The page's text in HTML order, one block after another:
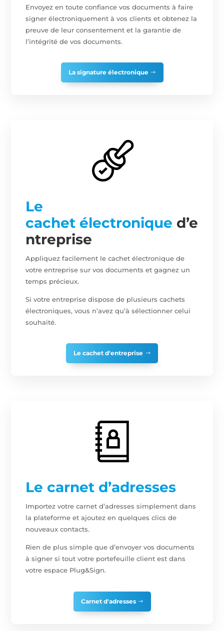
Envoyez en toute confiance vos documents à faire
signer électroniquement à vos clients et obtenez la
preuve de leur consentement et la garantie de
l’intégrité de vos documents.
La signature électronique
Le
cachet électronique d’e
ntreprise
Appliquez facilement le cachet électronique de
votre entreprise sur vos documents et gagnez un
temps précieux.
Si votre entreprise dispose de plusieurs cachets
électroniques, vous n’avez qu’à sélectionner celui
souhaité.
Le cachet d'entreprise
Le carnet d’adresses
Importez votre carnet d’adresses simplement dans
la plateforme et ajoutez en quelques clics de
nouveaux contacts.
Rien de plus simple que d’envoyer vos documents
à signer si tout votre portefeuille client est dans
votre espace Plug&Sign.
Carnet d'adresses